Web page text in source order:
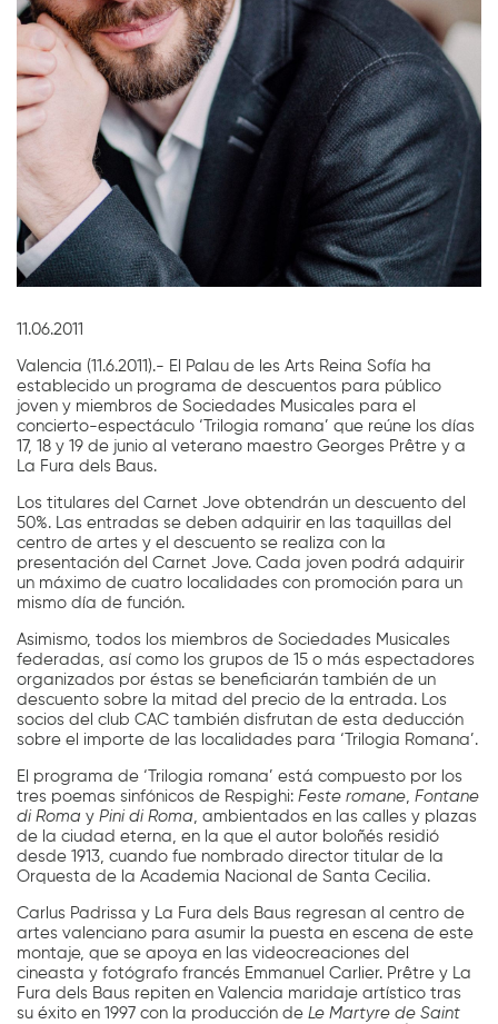
11.06.2011
Valencia (11.6.2011).- El Palau de les Arts Reina Sofía ha
establecido un programa de descuentos para público
joven y miembros de Sociedades Musicales para el
concierto-espectáculo ‘Trilogia romana’ que reúne los días
17, 18 y 19 de junio al veterano maestro Georges Prêtre y a
La Fura dels Baus.
Los titulares del Carnet Jove obtendrán un descuento del
50%. Las entradas se deben adquirir en las taquillas del
centro de artes y el descuento se realiza con la
presentación del Carnet Jove. Cada joven podrá adquirir
un máximo de cuatro localidades con promoción para un
mismo día de función.
Asimismo, todos los miembros de Sociedades Musicales
federadas, así como los grupos de 15 o más espectadores
organizados por éstas se beneficiarán también de un
descuento sobre la mitad del precio de la entrada. Los
socios del club CAC también disfrutan de esta deducción
sobre el importe de las localidades para ‘Trilogia Romana’.
El programa de ‘Trilogia romana’ está compuesto por los
tres poemas sinfónicos de Respighi: Feste romane,Fontane
di RomayPini di Roma, ambientados en las calles y plazas
de la ciudad eterna, en la que el autor boloñés residió
desde 1913, cuando fue nombrado director titular de la
Orquesta de la Academia Nacional de Santa Cecilia.
Carlus Padrissa y La Fura dels Baus regresan al centro de
artes valenciano para asumir la puesta en escena de este
montaje, que se apoya en las videocreaciones del
cineasta y fotógrafo francés Emmanuel Carlier. Prêtre y La
Fura dels Baus repiten en Valencia maridaje artístico tras
su éxito en 1997 con la producción deLe Martyre de Saint